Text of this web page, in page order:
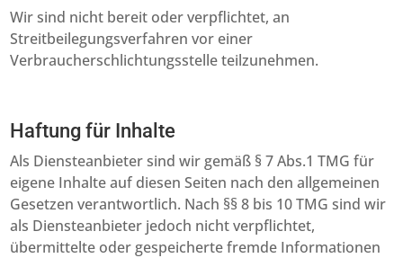
Wir sind nicht bereit oder verpflichtet, an
Streitbeilegungsverfahren vor einer
Verbraucherschlichtungsstelle teilzunehmen.
Haftung für Inhalte
Als Diensteanbieter sind wir gemäß § 7 Abs.1 TMG für
eigene Inhalte auf diesen Seiten nach den allgemeinen
Gesetzen verantwortlich. Nach §§ 8 bis 10 TMG sind wir
als Diensteanbieter jedoch nicht verpflichtet,
übermittelte oder gespeicherte fremde Informationen